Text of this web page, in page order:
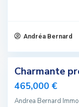
Andréa Bernard
Charmante
465,000 €
Andrea Bernard